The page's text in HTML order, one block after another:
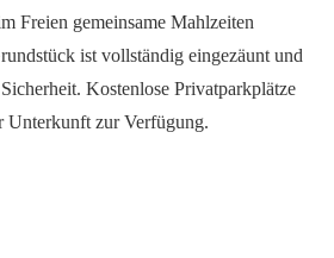
Freien gemeinsame Mahlzeiten
ist vollständig eingezäunt und
Kostenlose Privatparkplätze
Unterkunft zur Verfügung.